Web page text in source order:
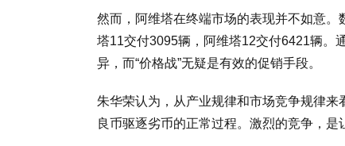
然而，阿维塔在终端市场的表现并不如意
塔11交付3095辆，阿维塔12交付6421辆。
异，而“价格战”无疑是有效的促销手段。
朱华荣认为，从产业规律和市场竞争规律来
良币驱逐劣币的正常过程。激烈的竞争，是